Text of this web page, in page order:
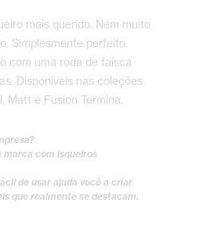
mais querido. Nem muito
Simplesmente perfeito.
com uma roda de faísca
Disponíveis nas coleções
Matt e Fusion Termina.
marca com isqueiros
de usar ajuda você a criar
que realmente se destacam.